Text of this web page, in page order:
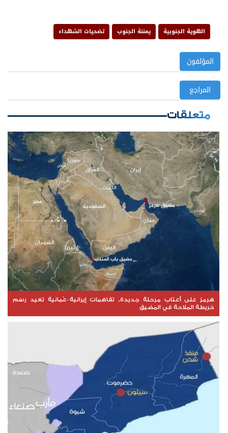
الهوية الجنوبية يمننة الجنوب تضحيات الشهداء
المؤلفون
المراجع
متعلقات
هرمز على أعتاب مرحلة جديدة.. تفاهمات إيرانية–عُمانية تعيد رسم
خريطة الملاحة في المضيق